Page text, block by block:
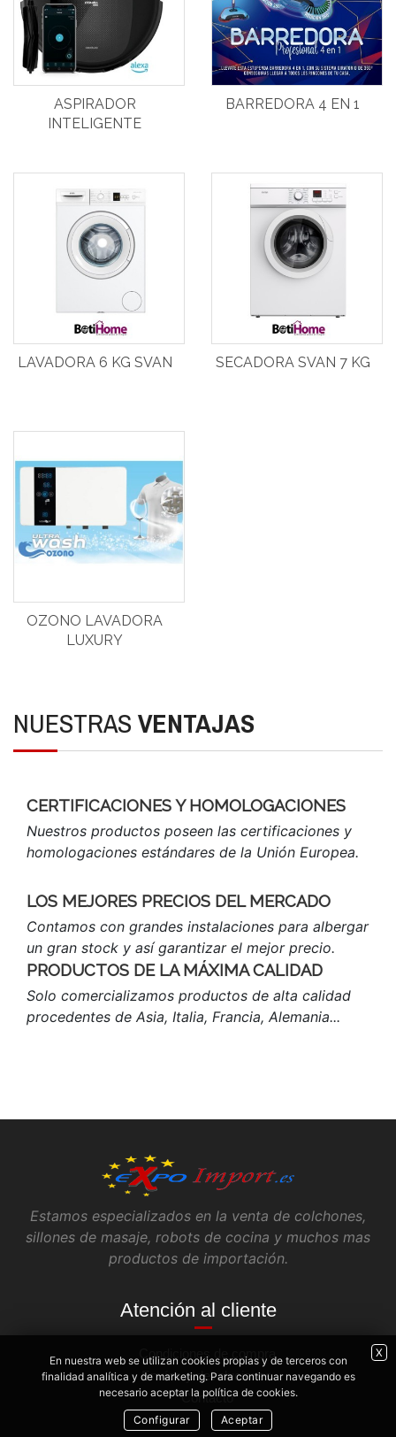
ASPIRADOR
INTELIGENTE
BARREDORA 4 EN 1
LAVADORA 6 KG SVAN SECADORA SVAN 7 KG
OZONO LAVADORA
LUXURY
NUESTRAS VENTAJAS
CERTIFICACIONES Y HOMOLOGACIONES
Nuestros productos poseen las certificaciones y
homologaciones estándares de la Unión Europea.
LOS MEJORES PRECIOS DEL MERCADO
Contamos con grandes instalaciones para albergar
un gran stock y así garantizar el mejor precio.
PRODUCTOS DE LA MÁXIMA CALIDAD
Solo comercializamos productos de alta calidad
procedentes de Asia, Italia, Francia, Alemania...
Estamos especializados en la venta de colchones,
sillones de masaje, robots de cocina y muchos mas
productos de importación.
Atención al cliente
Condiciones de compra
Envíos y devoluciones
Contacto
X
En nuestra web se utilizan cookies propias y de terceros con
finalidad analítica y de marketing. Para continuar navegando es
necesario aceptar la política de cookies.
Configurar Aceptar